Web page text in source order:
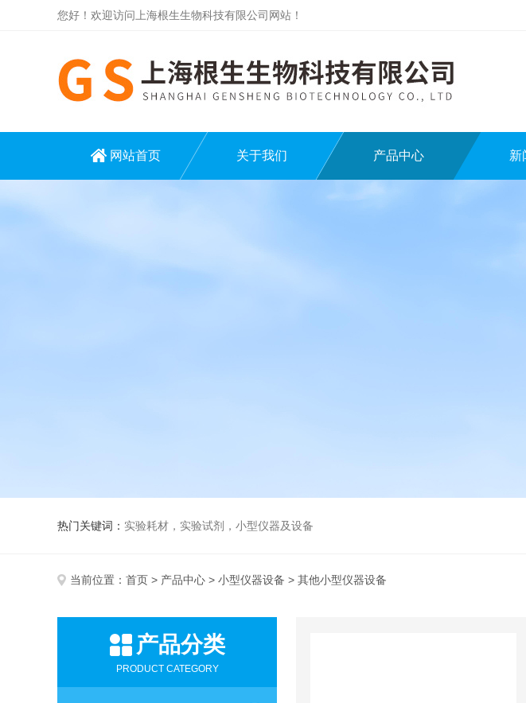
您好！欢迎访问上海根生生物科技有限公司网站！
网站首页 关于我们 产品中心 新
热门关键词： 实验耗材，实验试剂，小型仪器及设备
当前位置： 首页 > 产品中心 > 小型仪器设备 > 其他小型仪器设备
产品分类
PRODUCT CATEGORY